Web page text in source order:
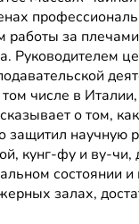
работы за
числе в
о том,
научную
кунг-фу и ву-
состоянии и
залах,